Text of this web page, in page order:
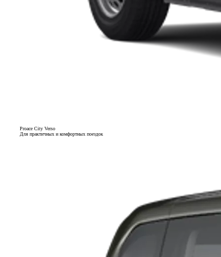
Proace City Verso
Для практичных и комфортных поездок